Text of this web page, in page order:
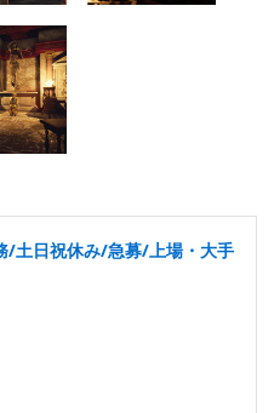
/土日祝休み/急募/上場・大手